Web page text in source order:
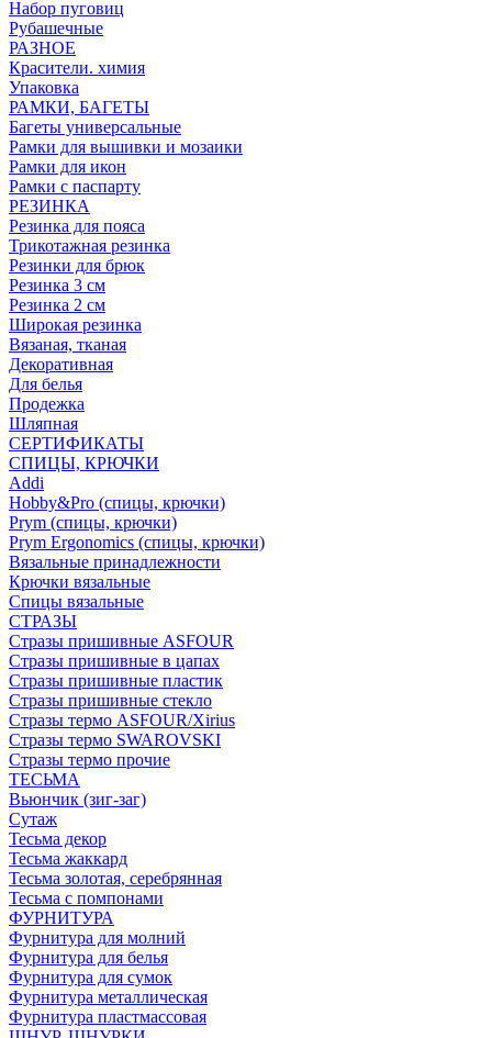
Набор пуговиц
Рубашечные
РАЗНОЕ
Красители. химия
Упаковка
РАМКИ, БАГЕТЫ
Багеты универсальные
Рамки для вышивки и мозаики
Рамки для икон
Рамки с паспарту
РЕЗИНКА
Резинка для пояса
Трикотажная резинка
Резинки для брюк
Резинка 3 см
Резинка 2 см
Широкая резинка
Вязаная, тканая
Декоративная
Для белья
Продежка
Шляпная
СЕРТИФИКАТЫ
СПИЦЫ, КРЮЧКИ
Addi
Hobby&Pro (спицы, крючки)
Prym (спицы, крючки)
Prym Ergonomics (спицы, крючки)
Вязальные принадлежности
Крючки вязальные
Спицы вязальные
СТРАЗЫ
Стразы пришивные ASFOUR
Стразы пришивные в цапах
Стразы пришивные пластик
Стразы пришивные стекло
Стразы термо ASFOUR/Xirius
Стразы термо SWAROVSKI
Стразы термо прочие
ТЕСЬМА
Вьюнчик (зиг-заг)
Сутаж
Тесьма декор
Тесьма жаккард
Тесьма золотая, серебрянная
Тесьма с помпонами
ФУРНИТУРА
Фурнитура для молний
Фурнитура для белья
Фурнитура для сумок
Фурнитура металлическая
Фурнитура пластмассовая